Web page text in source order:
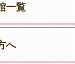
一覧
へ